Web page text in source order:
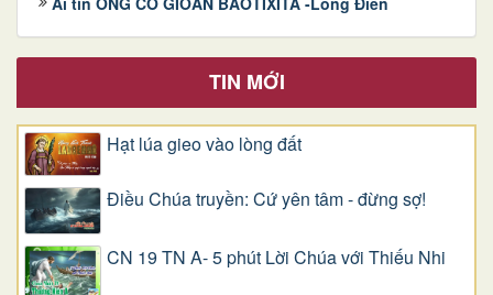
TIN MỚI
Hạt lúa gieo vào lòng đất
Điều Chúa truyền: Cứ yên tâm - đừng sợ!
CN 19 TN A- 5 phút Lời Chúa với Thiếu Nhi